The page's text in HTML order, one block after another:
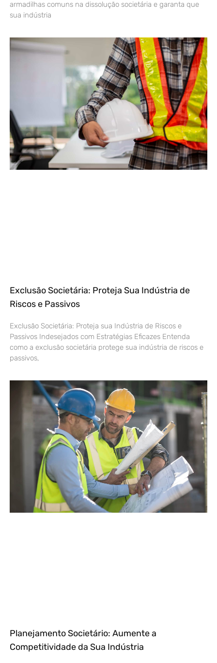
armadilhas comuns na dissolução societária e garanta que
sua indústria
Exclusão Societária: Proteja Sua Indústria de
Riscos e Passivos
Exclusão Societária: Proteja sua Indústria de Riscos e
Passivos Indesejados com Estratégias Eficazes Entenda
como a exclusão societária protege sua indústria de riscos e
passivos,
Planejamento Societário: Aumente a
Competitividade da Sua Indústria